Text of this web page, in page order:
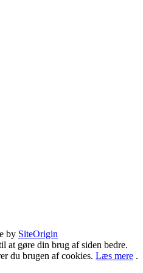
by SiteOrigin
at gøre din brug af siden bedre.
du brugen af cookies. Læs mere .